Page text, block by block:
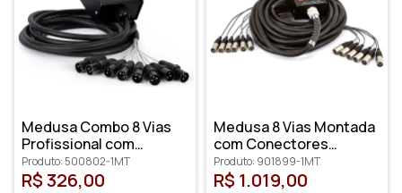
Medusa Combo 8 Vias
Profissional com
Conectores XLR
Anilhados
Produto: 500802-1MT
R$ 326,00
Medusa 8 Vias Montada
com Conectores
Profissionais
Produto: 901899-1MT
R$ 1.019,00